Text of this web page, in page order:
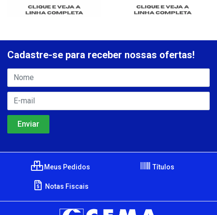
Cadastre-se para receber nossas ofertas!
Meus Pedidos Títulos
Notas Fiscais